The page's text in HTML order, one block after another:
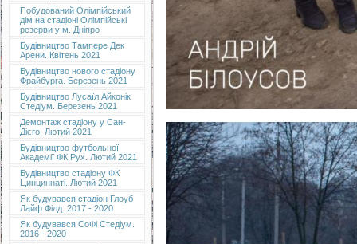
Побудований Олімпійський
дім на стадіоні Олімпійські
резерви у м. Дніпро
Будівництво Тампере Дек
Арени. Квітень 2021
Будівництво нового стадіону
Фрайбурга. Березень 2021
Будівництво Лусаїл Айконік
Стедіум. Березень 2021
Демонтаж стадіону у Сан-
Дієго. Лютий 2021
Будівництво футбольної
Академії ФК Рух. Лютий 2021
Будівництво стадіону ФК
Цинциннаті. Лютий 2021
Як будувався стадіон Глоуб
Лайф Філд. 2017 - 2020
Як будувався СоФі Стедіум.
2016 - 2020